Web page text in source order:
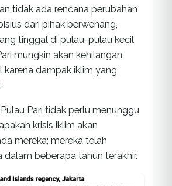
tidak ada rencana perubahan
dari pihak berwenang,
tinggal di pulau-pulau kecil
mungkin akan kehilangan
dampak iklim yang
Pari tidak perlu menunggu
krisis iklim akan
mereka; mereka telah
dalam beberapa tahun terakhir.